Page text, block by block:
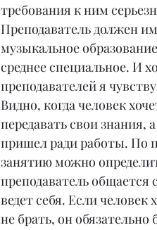
требования к ним
Преподаватель должен
музыкальное
среднее специальное. И
преподавателей я
Видно, когда человек
передавать свои знания,
пришел ради работы. По
занятию можно
преподаватель общается
ведет себя. Если человек
не брать, он обязательно